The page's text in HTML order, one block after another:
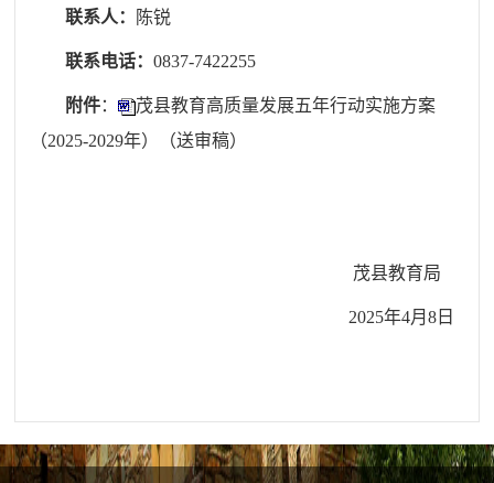
联系人： 陈锐
联系电话：0837-7422255
附件：
茂县教育高质量发展五年行动实施方案
（2025-2029年）（送审稿）
茂县教育局
2025年4月 8日